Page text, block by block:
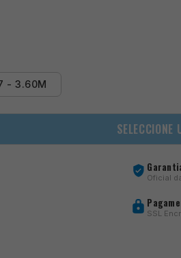
- 3.60M
SELECCIONE
Oficial
SSL